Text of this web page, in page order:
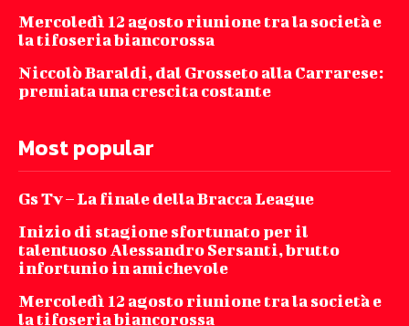
Mercoledì 12 agosto riunione tra la società e
la tifoseria biancorossa
Niccolò Baraldi, dal Grosseto alla Carrarese:
premiata una crescita costante
Most popular
Gs Tv – La finale della Bracca League
Inizio di stagione sfortunato per il
talentuoso Alessandro Sersanti, brutto
infortunio in amichevole
Mercoledì 12 agosto riunione tra la società e
la tifoseria biancorossa